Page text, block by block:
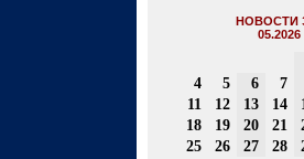
НОВОСТИ
05.2026
4
5 6 7
11
12 13 14
18
19 20 21
25
26 27 28